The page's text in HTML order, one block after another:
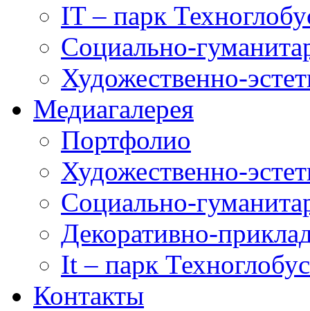
IT – парк
Социально-
Художественно-
Медиагалерея
Портфолио
Художественно-
Социально-
Декоративно-
It – парк Техноглобус
Контакты